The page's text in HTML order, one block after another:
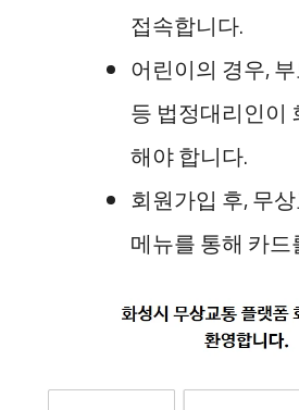
접속합니다.
어린이의 경우,
등 법정대리인이
해야 합니다.
회원가입 후, 무
메뉴를 통해 카